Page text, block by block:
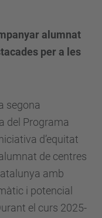
alumnat
per a les
segona
del Programa
d’equitat
de centres
amb
i potencial
el curs 2025-